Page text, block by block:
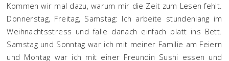
Kommen wir mal dazu, warum mir die Zeit zum Lesen fehlt.
Donnerstag, Freitag, Samstag: Ich arbeite stundenlang im
Weihnachtsstress und falle danach einfach platt ins Bett.
Samstag und Sonntag war ich mit meiner Familie am Feiern
und Montag war ich mit einer Freundin Sushi essen und